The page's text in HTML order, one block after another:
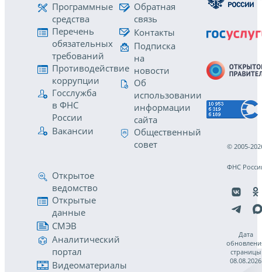
Программные
средства
Перечень
обязательных
требований
Противодействие
коррупции
Госслужба
в ФНС
России
Вакансии
Обратная
связь
Контакты
Подписка
на
новости
Об
использовании
информации
сайта
Общественный
совет
Открытое
ведомство
Открытые
данные
СМЭВ
Аналитический
портал
Видеоматериалы
© 2005-
ФНС
Дата
страницы
08.08.2026